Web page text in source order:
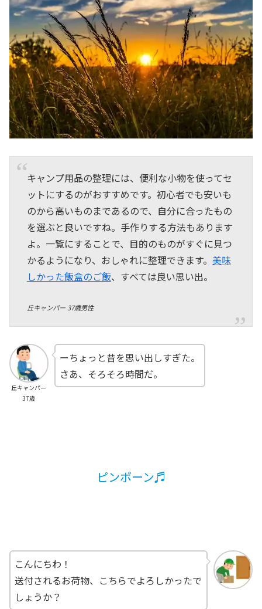
キャンプ用品の整理には、便利な小物を使ってセ
ットにするのがおすすめです。初心者でも安いも
のから高いものまであるので、自分に合ったもの
を選ぶと良いですね。手作りする方法もあります
よ。一覧にすることで、目的のものがすぐに見つ
かるようになり、おしゃれに整理できます。 美味
しかった飯盒のご飯、すべては良い思い出。
丘キャンパー 37歳男性
丘キャンパー
37歳
ーちょっと昔を思い出しすぎた。
さあ、そろそろ時間だ。
ピンポーン♬
こんにちわ！
送付されるお荷物、こちらでよろしかったで
しょうか？